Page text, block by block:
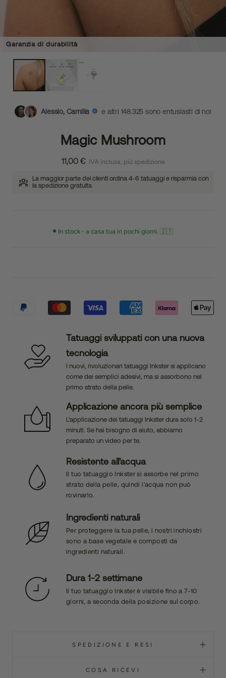
Garanzia di durabilità
Alessio, Camilla e altri 148.325 sono entusiasti di noi
Magic Mushroom
11,00 € IVA inclusa, più spedizione
La maggior parte dei clienti ordina 4-6 tatuaggi e risparmia con
la spedizione gratuita
In stock - a casa tua in pochi giorni. 🇮🇹
Tatuaggi sviluppati con una nuova
tecnologia
I nuovi, rivoluzionari tatuaggi Inkster si applicano
come dei semplici adesivi, ma si assorbono nel
primo strato della pelle.
Applicazione ancora più semplice
L'applicazione dei tatuaggi Inkster dura solo 1-2
minuti. Se hai bisogno di aiuto, abbiamo
preparato un video per te.
Resistente all'acqua
Il tuo tatuaggio Inkster si assorbe nel primo
strato della pelle, quindi l'acqua non può
rovinarlo.
Ingredienti naturali
Per proteggere la tua pelle, i nostri inchiostri
sono a base vegetale e composti da
ingredienti naturali.
Dura 1-2 settimane
Il tuo tatuaggio Inkster è visibile fino a 7-10
giorni, a seconda della posizione sul corpo.
SPEDIZIONE E RESI
COSA RICEVI